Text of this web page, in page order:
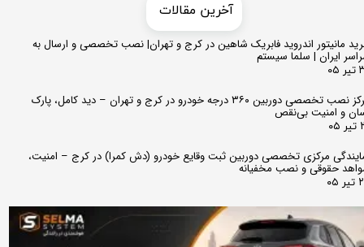
مانیتور اندروید فابریک شاهین در کرج و تهران| نصب تخصصی و ارسال به
ایران | سلما سیستم
مرکز نصب تخصصی دوربین ۳۶۰ درجه خودرو در کرج و تهران – دید کامل، پارک
و امنیت بی‌نقص
مرکزی تخصصی دوربین ثبت وقایع خودرو (دش کمرا) در کرج – امنیت،
حقوقی و نصب مخفیانه
​​آخرین مقالات